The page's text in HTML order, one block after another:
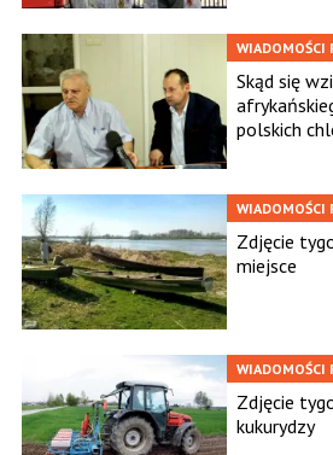
WIADOMOŚCI
Skąd się
polskich
WIADOMOŚCI
Zdjęcie
miejsce
WIADOMOŚCI
Zdjęcie
kukurydzy